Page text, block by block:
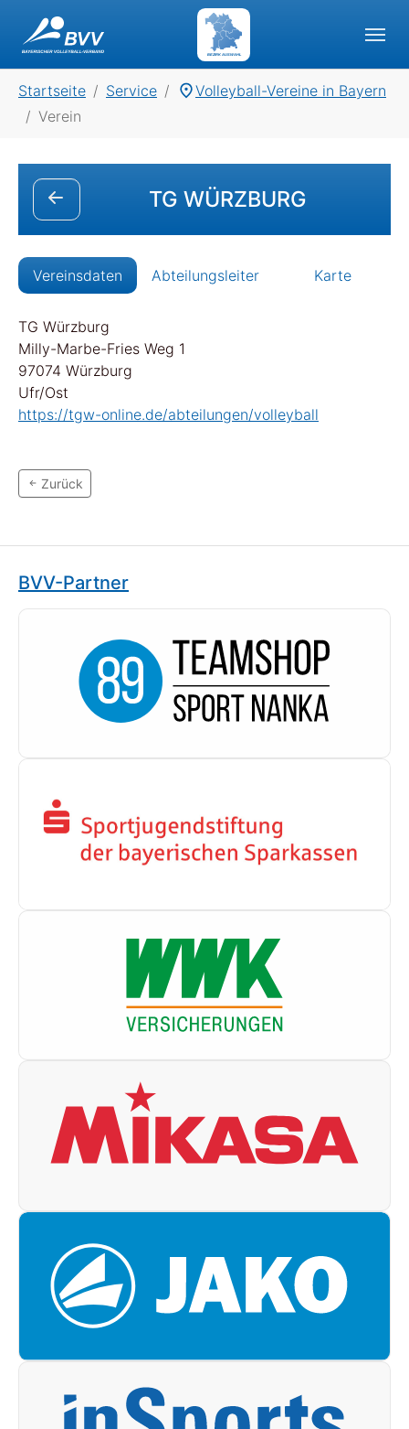
BEZIRK AUSWAHL
Startseite Service
Volleyball-Vereine in Bayern
Verein
TG WÜRZBURG
Vereinsdaten Abteilungsleiter Karte
TG Würzburg
Milly-Marbe-Fries Weg 1
97074 Würzburg
Ufr/Ost
https://tgw-online.de/abteilungen/volleyball
Zurück
BVV-Partner